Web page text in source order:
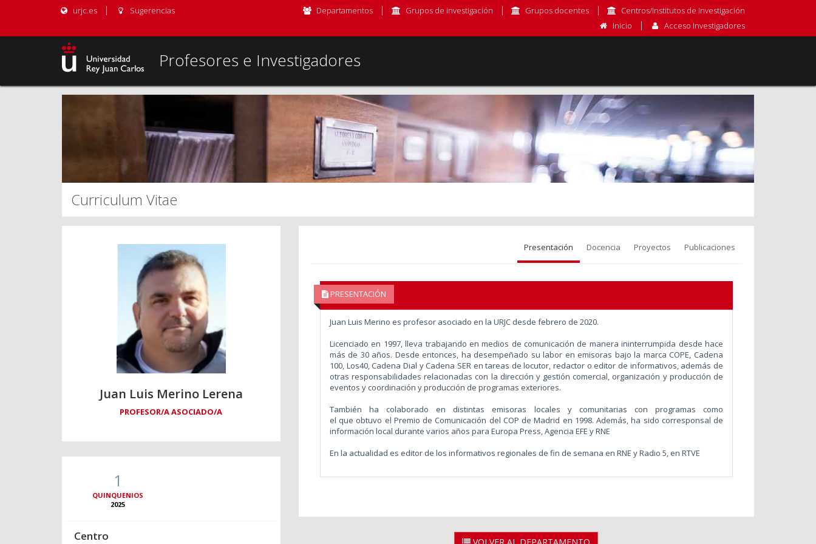
urjc.es Sugerencias Departamentos Grupos de investigación Grupos docentes
Centros/Institutos de Investigación
Inicio
Acceso Investigadores
Profesores e Investigadores
Curriculum Vitae
Juan Luis Merino Lerena
PROFESOR/A ASOCIADO/A
1
QUINQUENIOS
2025
Centro
Presentación Docencia Proyectos Publicaciones
PRESENTACIÓN
Juan Luis Merino es profesor asociado en la URJC desde febrero de 2020.
Licenciado en 1997, lleva trabajando en medios de comunicación de manera ininterrumpida desde hace
más de 30 años. Desde entonces, ha desempeñado su labor en emisoras bajo la marca COPE, Cadena
100, Los40, Cadena Dial y Cadena SER en tareas de locutor, redactor o editor de informativos, además de
otras responsabilidades relacionadas con la dirección y gestión comercial, organización y producción de
eventos y coordinación y producción de programas exteriores.
También ha colaborado en distintas emisoras locales y comunitarias con programas como
el que obtuvo el Premio de Comunicación del COP de Madrid en 1998. Además, ha sido corresponsal de
información local durante varios años para Europa Press, Agencia EFE y RNE
En la actualidad es editor de los informativos regionales de fin de semana en RNE y Radio 5, en RTVE
VOLVER AL DEPARTAMENTO